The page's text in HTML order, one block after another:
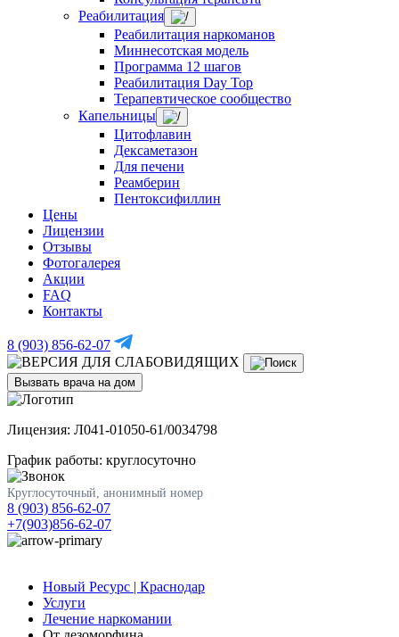
Реабилитация
Реабилитация наркоманов
Миннесотская модель
Программа 12 шагов
Реабилитация Day Top
Терапевтическое сообщество
Капельницы
Цитофлавин
Дексаметазон
Для печени
Реамберин
Пентоксифиллин
Цены
Лицензии
Отзывы
Фотогалерея
Акции
FAQ
Контакты
8 (903) 856-62-07
Вызвать врача на дом
Лицензия: Л041-01050-61/0034798
График работы: круглосуточно
Круглосуточный, анонимный номер
8 (903) 856-62-07
+7(903)856-62-07
Новый Ресурс | Краснодар
Услуги
Лечение наркомании